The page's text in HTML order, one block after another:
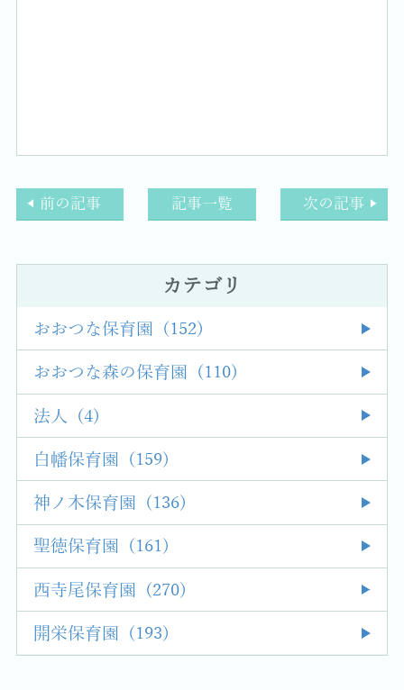
前の記事 記事一覧 次の記事
カテゴリ
おおつな保育園 (152)
おおつな森の保育園 (110)
法人 (4)
白幡保育園 (159)
神ノ木保育園 (136)
聖徳保育園 (161)
西寺尾保育園 (270)
開栄保育園 (193)